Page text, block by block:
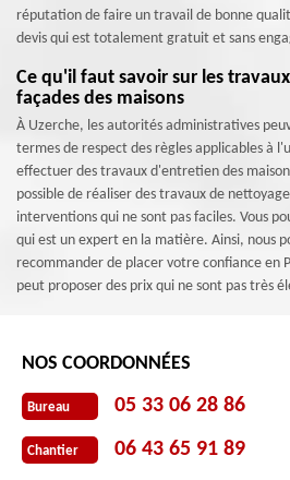
réputation de faire un travail de bonne
devis qui est totalement gratuit et sans
Ce qu'il faut savoir sur les
façades des maisons
À Uzerche, les autorités administratives
termes de respect des règles applicables à
effectuer des travaux d'entretien des
possible de réaliser des travaux de
interventions qui ne sont pas faciles. Vous
qui est un expert en la matière. Ainsi, nous
recommander de placer votre confiance en
peut proposer des prix qui ne sont pas très
NOS COORDONNÉES
Bureau 05 33 06 28 86
Chantier 06 43 65 91 89